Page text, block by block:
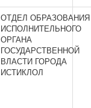
ОТДЕЛ ОБРАЗОВАНИЯ
ИСПОЛНИТЕЛЬНОГО
ОРГАНА
ГОСУДАРСТВЕННОЙ
ВЛАСТИ ГОРОДА
ИСТИКЛОЛ